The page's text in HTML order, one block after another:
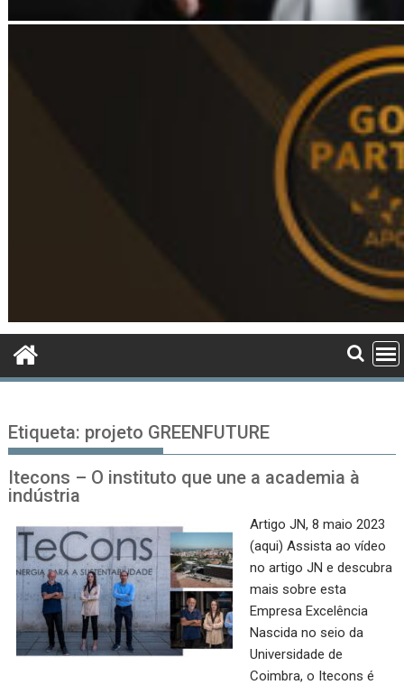
Etiqueta: projeto GREENFUTURE
Itecons – O instituto que une a academia à
indústria
Artigo JN, 8 maio 2023
(aqui) Assista ao vídeo
no artigo JN e descubra
mais sobre esta
Empresa Excelência
Nascida no seio da
Universidade de
Coimbra, o Itecons é